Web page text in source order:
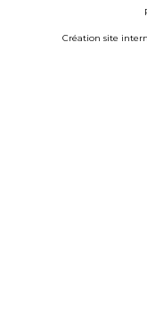
Création site